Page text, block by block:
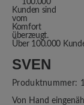
Über 100.000
SVEN
Produktnummer:
Von Hand